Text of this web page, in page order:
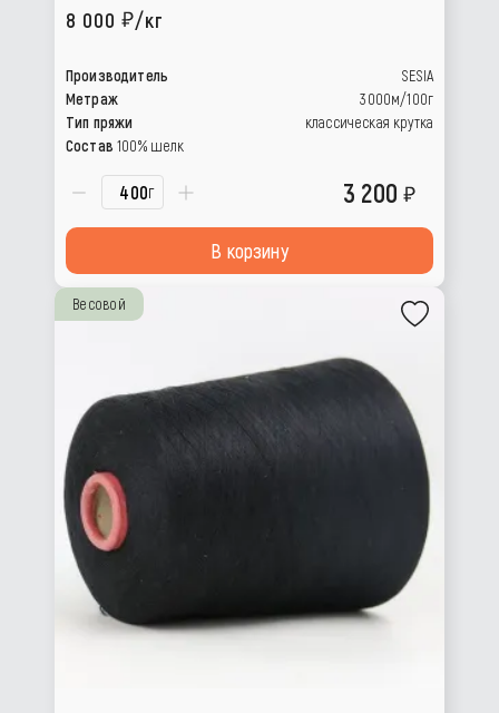
8 000
/кг
Производитель
SESIA
Метраж
3000м/100г
Тип пряжи
классическая крутка
Состав 100% шелк
г 3 200
В корзину
Весовой